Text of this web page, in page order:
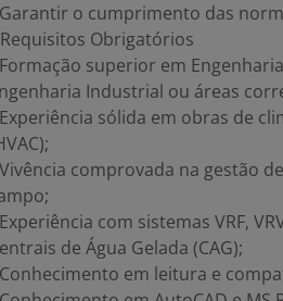
Garantir o cumprimento das
Obrigatórios
Formação superior em
Industrial ou áreas
Experiência sólida em obras de
Vivência comprovada na gestão
com sistemas VRF,
de Água Gelada (CAG);
Conhecimento em leitura e